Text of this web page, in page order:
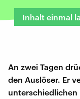
Inhalt einmal
An zwei Tagen
den Auslöser. Er
unterschiedlichen